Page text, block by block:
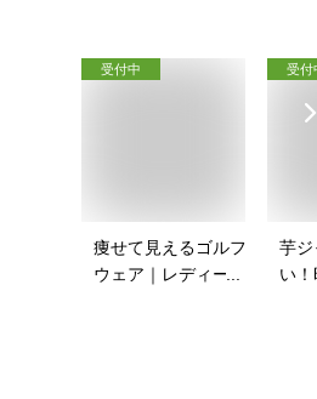
受付中
痩せて見えるゴルフ
ウェア｜レディース
受付
芋ジ
い